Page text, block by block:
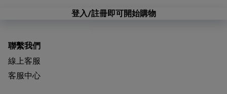
登入/註冊即可開始購物
聯繫我們
線上客服
客服中心